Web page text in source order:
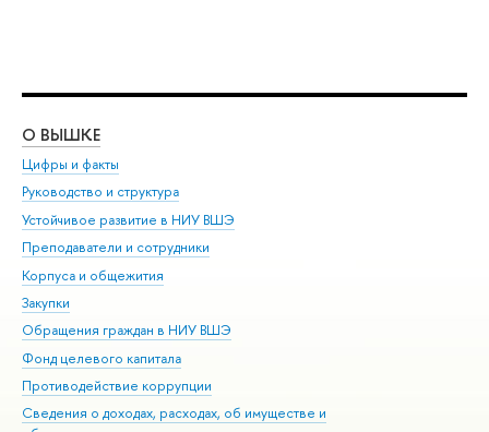
О ВЫШКЕ
Цифры и факты
Руководство и структура
Устойчивое развитие в НИУ ВШЭ
Преподаватели и сотрудники
Корпуса и общежития
Закупки
Обращения граждан в НИУ ВШЭ
Фонд целевого капитала
Противодействие коррупции
Сведения о доходах, расходах, об имуществе и